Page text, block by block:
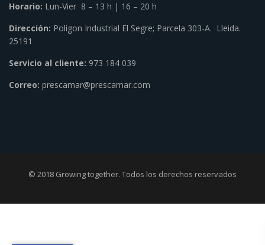
Horario: Lun-Vier 8 – 13 h | 16 – 20 h
Dirección: Polígon Industrial El Segre; Parcela 303-A. Lleida.
25191
Servicio al cliente: 973 184 039
Correo: prescamar@prescamar.com
© 2018 Growing together. Todos los derechos reservados